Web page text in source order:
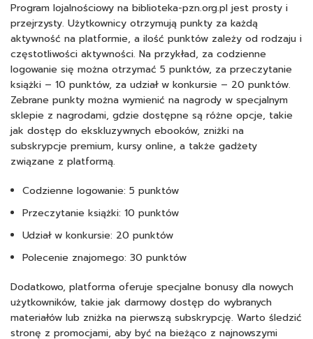
Program lojalnościowy na biblioteka-pzn.org.pl jest prosty i
przejrzysty. Użytkownicy otrzymują punkty za każdą
aktywność na platformie, a ilość punktów zależy od rodzaju i
częstotliwości aktywności. Na przykład, za codzienne
logowanie się można otrzymać 5 punktów, za przeczytanie
książki – 10 punktów, za udział w konkursie – 20 punktów.
Zebrane punkty można wymienić na nagrody w specjalnym
sklepie z nagrodami, gdzie dostępne są różne opcje, takie
jak dostęp do ekskluzywnych ebooków, zniżki na
subskrypcje premium, kursy online, a także gadżety
związane z platformą.
Codzienne logowanie: 5 punktów
Przeczytanie książki: 10 punktów
Udział w konkursie: 20 punktów
Polecenie znajomego: 30 punktów
Dodatkowo, platforma oferuje specjalne bonusy dla nowych
użytkowników, takie jak darmowy dostęp do wybranych
materiałów lub zniżka na pierwszą subskrypcję. Warto śledzić
stronę z promocjami, aby być na bieżąco z najnowszymi